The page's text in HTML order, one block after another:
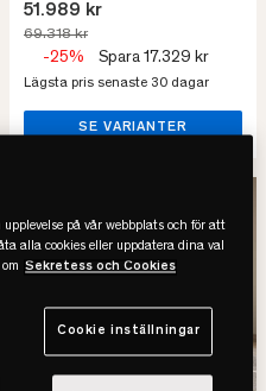
51.989 kr
69.318 kr
-25% Spara 17.329 kr
Lägsta pris senaste 30 dagar
SE VARIANTER
på vår webbplats och för att
alla cookies eller uppdatera dina val
Sekretess och Cookies
Cookie inställningar